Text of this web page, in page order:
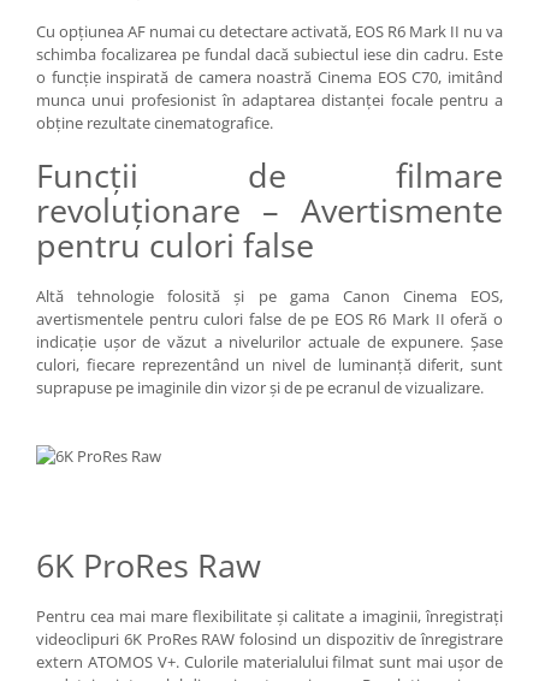
Cu opţiunea AF numai cu detectare activată, EOS R6 Mark II nu va
schimba focalizarea pe fundal dacă subiectul iese din cadru. Este
o funcţie inspirată de camera noastră Cinema EOS C70, imitând
munca unui profesionist în adaptarea distanţei focale pentru a
obţine rezultate cinematografice.
Funcţii de filmare
revoluţionare – Avertismente
pentru culori false
Altă tehnologie folosită şi pe gama Canon Cinema EOS,
avertismentele pentru culori false de pe EOS R6 Mark II oferă o
indicaţie uşor de văzut a nivelurilor actuale de expunere. Şase
culori, fiecare reprezentând un nivel de luminanţă diferit, sunt
suprapuse pe imaginile din vizor şi de pe ecranul de vizualizare.
6K ProRes Raw
Pentru cea mai mare flexibilitate şi calitate a imaginii, înregistraţi
videoclipuri 6K ProRes RAW folosind un dispozitiv de înregistrare
extern ATOMOS V+. Culorile materialului filmat sunt mai uşor de